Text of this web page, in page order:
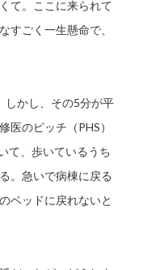
て。ここに来られて
すごく一生懸命で、
しかし、その5分が平
医のピッチ（PHS）
て、歩いているうち
。急いで病棟に戻る
ベッドに戻れないと